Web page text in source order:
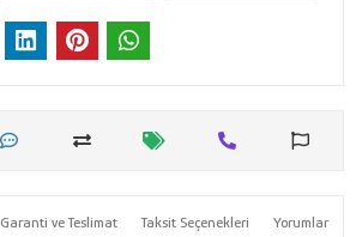
Garanti ve Teslimat Taksit Seçenekleri Yorumlar